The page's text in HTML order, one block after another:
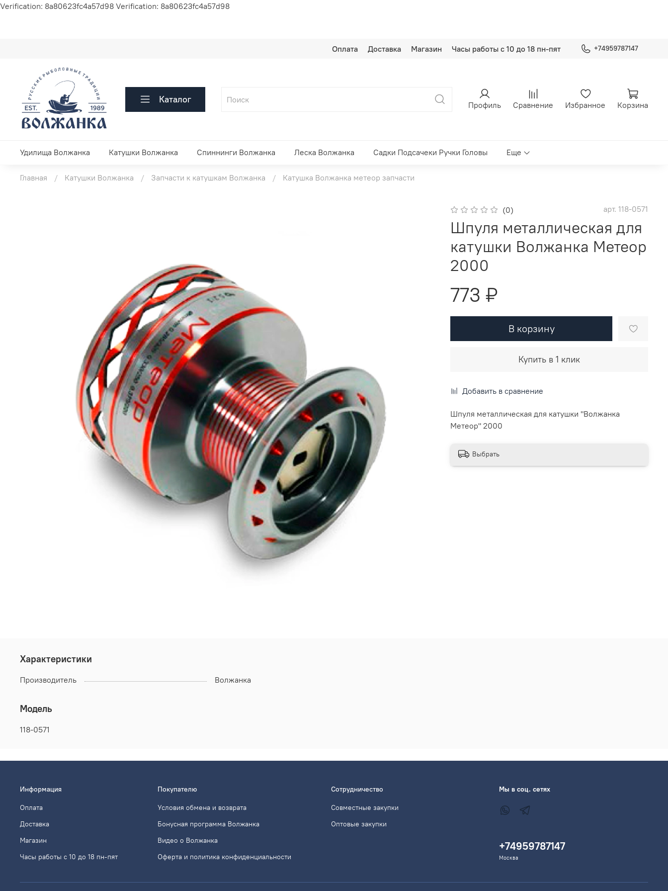
Verification: 8a80623fc4a57d98 Verification: 8a80623fc4a57d98
Оплата Доставка Магазин Часы работы с 10 до 18 пн-пят +74959787147
Каталог Профиль Сравнение Избранное Корзина
Удилища Волжанка Катушки Волжанка Спиннинги Волжанка Леска Волжанка Садки Подсачеки Ручки Головы Еще
Главная Катушки Волжанка Запчасти к катушкам Волжанка Катушка Волжанка метеор запчасти
(0) арт. 118-0571
Шпуля металлическая для
катушки Волжанка Метеор
2000
773 ₽
В корзину
Купить в 1 клик
Добавить в сравнение
Шпуля металлическая для катушки "Волжанка
Метеор" 2000
Выбрать
Характеристики
Производитель Волжанка
Модель
118-0571
Информация
Оплата
Доставка
Магазин
Часы работы с 10 до 18 пн-пят
Покупателю
Условия обмена и возврата
Бонусная программа Волжанка
Видео о Волжанка
Оферта и политика конфиденциальности
Сотрудничество
Совместные закупки
Оптовые закупки
Мы в соц. сетях
+74959787147
Москва